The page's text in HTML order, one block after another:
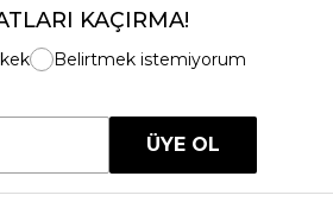
KAÇIRMA!
Belirtmek istemiyorum
ÜYE OL